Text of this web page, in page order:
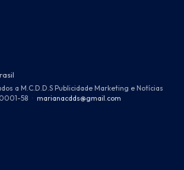
a M.C.D.D.S Publicidade Marketing e Notícias
58 · marianacdds@gmail.com